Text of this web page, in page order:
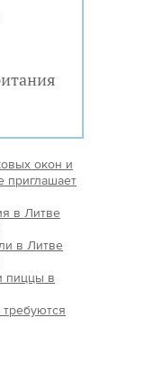
окон и
приглашает
в Литве
в Литве
пиццы в